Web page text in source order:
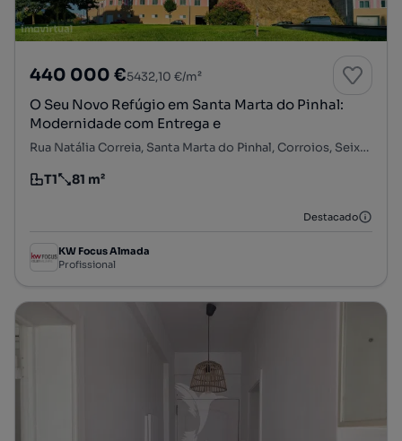
440 000 €5432,10 €/m²
O Seu Novo Refúgio em Santa Marta do Pinhal:
Modernidade com Entrega e
Rua Natália Correia, Santa Marta do Pinhal, Corroios, Seixal, Setúbal
Tipologia
T1
Preço por metro quadrado
81 m²
Destacado
KW Focus Almada
Profissional